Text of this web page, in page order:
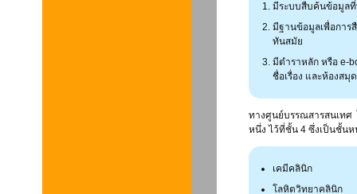
มีระบบสืบค้นข้อมูล
มีฐานข้อมูลเพื่อการ
ทันสมัย
มีตำราหลัก หรือ e-
ชื่อเรื่อง และห้องสมุ
ทางศูนย์บรรณสารสนเทศ
หนึ่ง ไว้ที่ชั้น 4 ซึ่งเป็นชั้น
เคมีคลินิก
โลหิตวิทยาคลินิก